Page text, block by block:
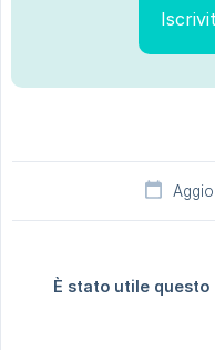
È stato utile questo